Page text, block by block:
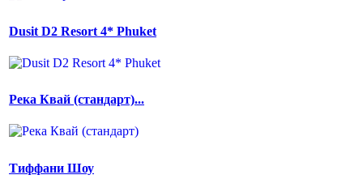
Dusit D2 Resort 4* Phuket
Река Квай (стандарт)...
Тиффани Шоу